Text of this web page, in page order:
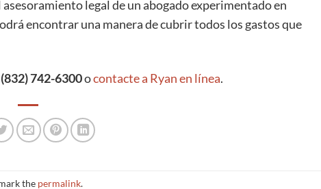
legal de un abogado experimentado en
encontrar una manera de cubrir todos los gastos que
(832) 742-6300ocontacte a Ryan en línea.
the permalink.